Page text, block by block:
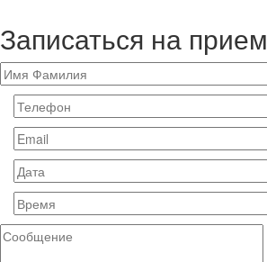
Записаться на прием